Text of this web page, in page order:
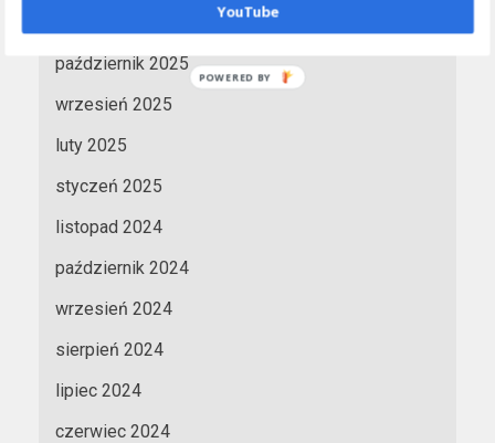
październik 2025
wrzesień 2025
luty 2025
styczeń 2025
listopad 2024
październik 2024
wrzesień 2024
sierpień 2024
lipiec 2024
czerwiec 2024
YouTube